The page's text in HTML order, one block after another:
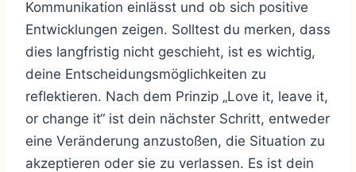
Kommunikation einlässt und ob sich positive
Entwicklungen zeigen. Solltest du merken, dass
dies langfristig nicht geschieht, ist es wichtig,
deine Entscheidungsmöglichkeiten zu
reflektieren. Nach dem Prinzip „Love it, leave it,
or change it“ ist dein nächster Schritt, entweder
eine Veränderung anzustoßen, die Situation zu
akzeptieren oder sie zu verlassen. Es ist dein